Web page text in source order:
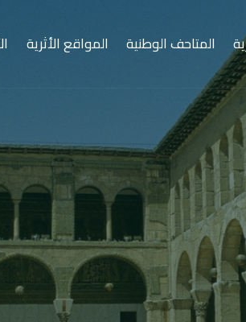
المتاحف الوطنية المواقع الأثرية
مهد
الأزل، كتبت فصول التاريخ
وفنونه، وأديانه